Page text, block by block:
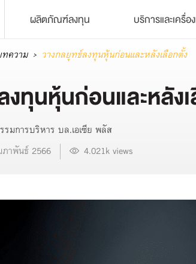
ผลิตภัณฑ์ลงทุน บริการและเครื่อ
ความ วางกลยุทธ์ลงทุนหุ้นก่อนและหลังเลือกตั้ง
ทุนหุ้นก่อนและหลัง
รมการบริหาร บล.เอเซีย พลัส
าพันธ์ 2566 4.021k views